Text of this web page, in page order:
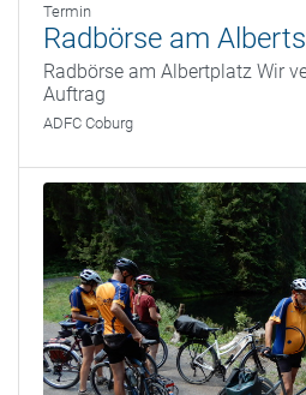
Termin
Radbörse am
Radbörse am Albertplatz Wir
Auftrag
ADFC Coburg